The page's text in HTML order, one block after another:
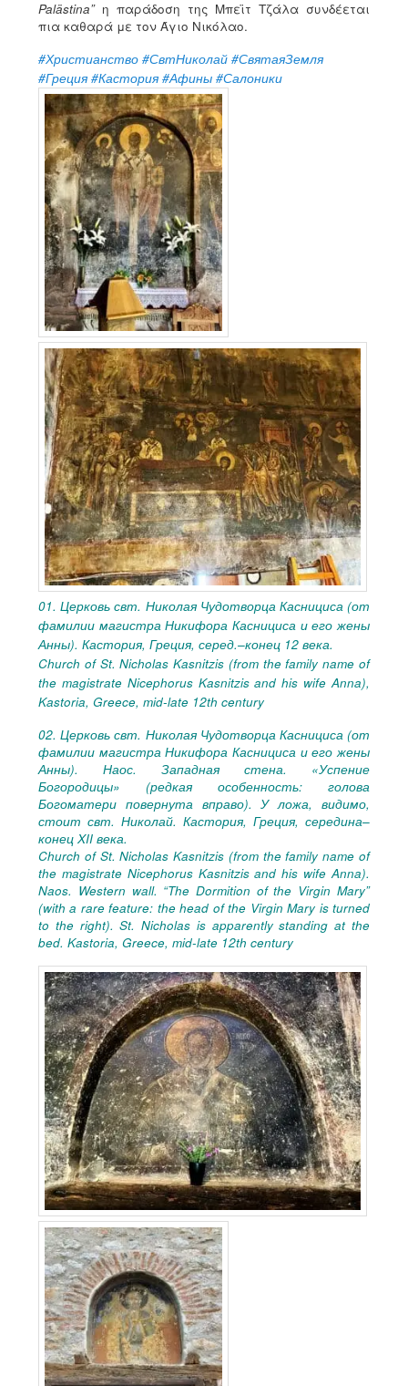
Palästina”η παράδοση της Μπεϊτ Τζάλα συνδέεται
πια καθαρά με τον Άγιο Νικόλαο.
#Христианство #СвтНиколай #СвятаяЗемля
#Греция #Кастория #Афины #Салоники
01. Церковь свт. Николая Чудотворца Каснициса (от
фамилии магистра Никифора Каснициса и его жены
Анны). Кастория, Греция, серед.–конец 12 века.
Church of St. Nicholas Kasnitzis (from the family name of
the magistrate Nicephorus Kasnitzis and his wife Anna),
Kastoria, Greece, mid-late 12th century
02. Церковь свт. Николая Чудотворца Каснициса (от
фамилии магистра Никифора Каснициса и его жены
Анны). Наос. Западная стена. «Успение
Богородицы» (редкая особенность: голова
Богоматери повернута вправо). У ложа, видимо,
стоит свт. Николай. Кастория, Греция, середина–
конецXIIвека.
Church of St. Nicholas Kasnitzis (from the family name of
the magistrate Nicephorus Kasnitzis and his wife Anna).
Naos. Western wall. “The Dormition of the Virgin Mary”
(with a rare feature: the head of the Virgin Mary is turned
to the right). St. Nicholas is apparently standing at the
bed. Kastoria, Greece, mid-late 12th century